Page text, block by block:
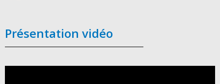
Présentation vidéo